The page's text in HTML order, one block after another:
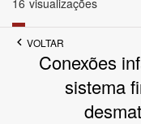
16 visualizações
VOLTAR
Conexões
sistema